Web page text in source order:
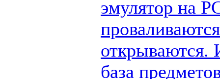
эмулятор на
открываются.
база